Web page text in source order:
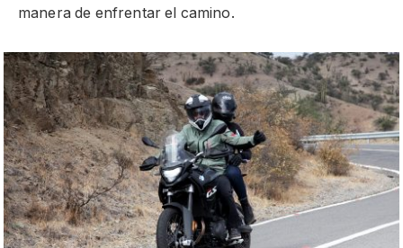
manera de enfrentar el camino.